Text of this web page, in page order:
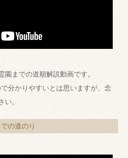
園までの道順解説動画です。
分かりやすいとは思いますが、念
い。
の道のり